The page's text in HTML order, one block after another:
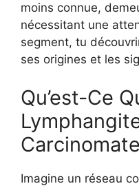
moins connue,
nécessitant une
segment, tu
ses origines et les
Qu’est-Ce
Imagine un réseau